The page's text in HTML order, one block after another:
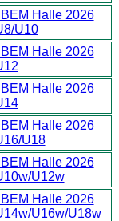
Halle 2026
U10
Halle 2026
Halle 2026
Halle 2026
U18
Halle 2026
U12w
Halle 2026
U16w/U18w